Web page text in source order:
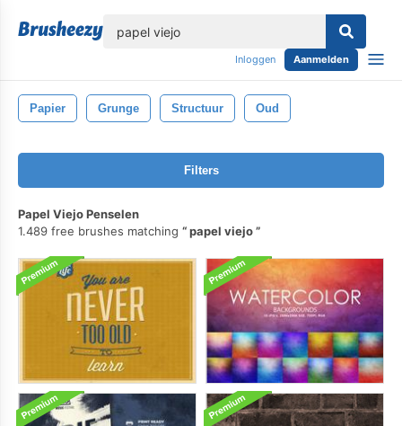
Inloggen Aanmelden
Papier Grunge Structuur Oud
Filters
Papel Viejo Penselen
1.489 free brushes matching
papel viejo